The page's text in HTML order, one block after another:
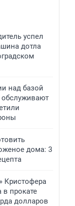
успел
дотла
над базой
обслуживают
дома: 3
Кристофера
в прокате
долларов